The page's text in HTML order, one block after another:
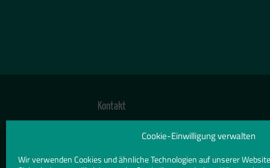
Cookie-Einwilligung verwalten
Wir verwenden Cookies und ähnliche Technologien auf unserer
Kontakt
TELEFON